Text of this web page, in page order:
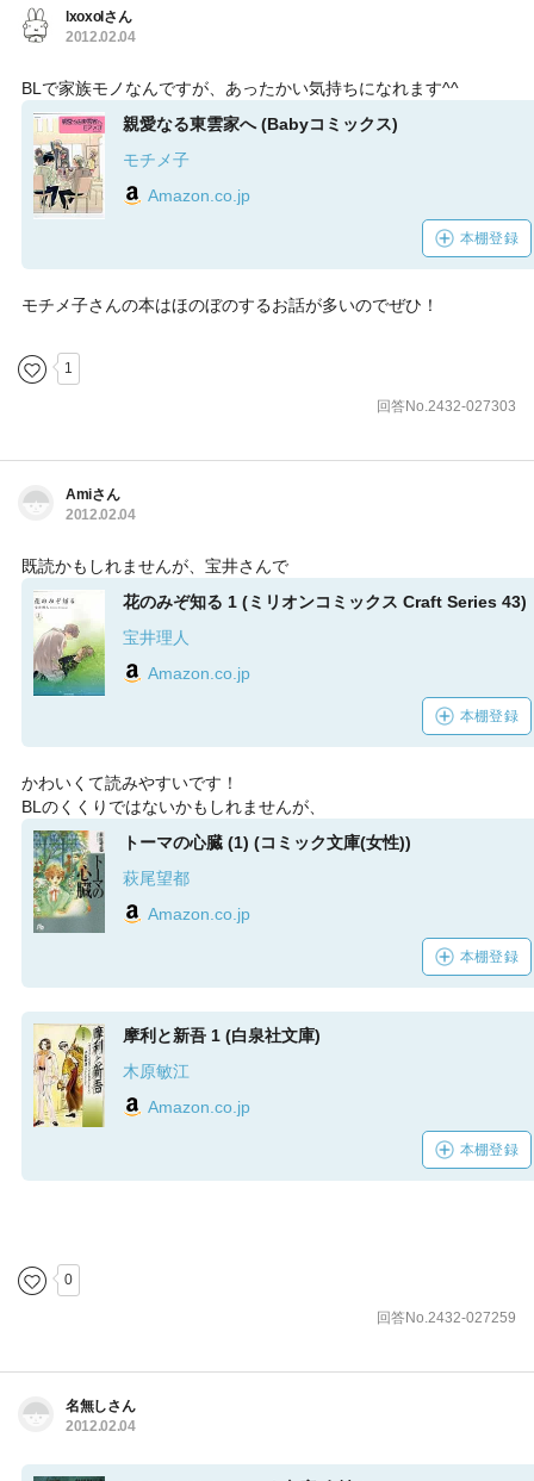
lxoxolさん
2012.02.04
BLで家族モノなんですが、あったかい気持ちになれます^^
親愛なる東雲家へ (Babyコミックス)
モチメ子
Amazon.co.jp
本棚登録
モチメ子さんの本はほのぼのするお話が多いのでぜひ！
1
回答No.2432-027303
Amiさん
2012.02.04
既読かもしれませんが、宝井さんで
花のみぞ知る 1 (ミリオンコミックス Craft Series 43)
宝井理人
Amazon.co.jp
本棚登録
かわいくて読みやすいです！
BLのくくりではないかもしれませんが、
トーマの心臓 (1) (コミック文庫(女性))
萩尾望都
Amazon.co.jp
本棚登録
摩利と新吾 1 (白泉社文庫)
木原敏江
Amazon.co.jp
本棚登録
0
回答No.2432-027259
名無しさん
2012.02.04